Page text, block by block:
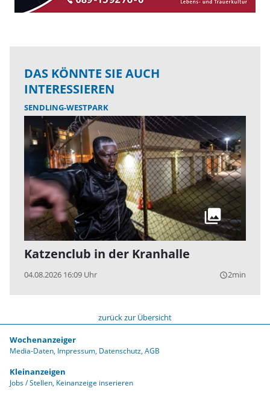
DAS KÖNNTE SIE AUCH
INTERESSIEREN
SENDLING-WESTPARK
Katzenclub in der Kranhalle
04.08.2026 16:09 Uhr query_builder2min
zurück zur Übersicht
Wochenanzeiger
Media-Daten Impressum Datenschutz AGB
Kleinanzeigen
Jobs / Stellen Keinanzeige inserieren